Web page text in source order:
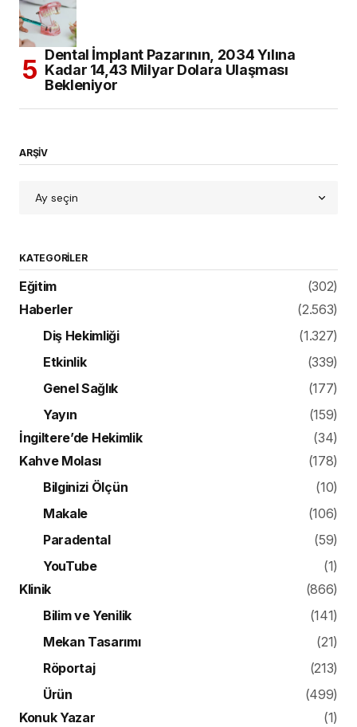
Dental İmplant Pazarının, 2034 Yılına
Kadar 14,43 Milyar Dolara Ulaşması
Bekleniyor
ARŞİV
KATEGORILER
Eğitim
(302)
Haberler
(2.563)
Diş Hekimliği
(1.327)
Etkinlik
(339)
Genel Sağlık
(177)
Yayın
(159)
İngiltere’de Hekimlik
(34)
Kahve Molası
(178)
Bilginizi Ölçün
(10)
Makale
(106)
Paradental
(59)
YouTube
(1)
Klinik
(866)
Bilim ve Yenilik
(141)
Mekan Tasarımı
(21)
Röportaj
(213)
Ürün
(499)
Konuk Yazar
(1)